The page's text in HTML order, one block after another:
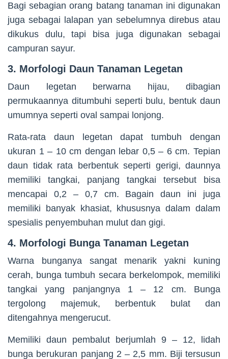
Bagi sebagian orang batang tanaman ini digunakan
juga sebagai lalapan yan sebelumnya direbus atau
dikukus dulu, tapi bisa juga digunakan sebagai
campuran sayur.
3. Morfologi Daun Tanaman Legetan
Daun legetan berwarna hijau, dibagian
permukaannya ditumbuhi seperti bulu, bentuk daun
umumnya seperti oval sampai lonjong.
Rata-rata daun legetan dapat tumbuh dengan
ukuran 1 – 10 cm dengan lebar 0,5 – 6 cm. Tepian
daun tidak rata berbentuk seperti gerigi, daunnya
memiliki tangkai, panjang tangkai tersebut bisa
mencapai 0,2 – 0,7 cm. Bagain daun ini juga
memiliki banyak khasiat, khususnya dalam dalam
spesialis penyembuhan mulut dan gigi.
4. Morfologi Bunga Tanaman Legetan
Warna bunganya sangat menarik yakni kuning
cerah, bunga tumbuh secara berkelompok, memiliki
tangkai yang panjangnya 1 – 12 cm. Bunga
tergolong majemuk, berbentuk bulat dan
ditengahnya mengerucut.
Memiliki daun pembalut berjumlah 9 – 12, lidah
bunga berukuran panjang 2 – 2,5 mm. Biji tersusun